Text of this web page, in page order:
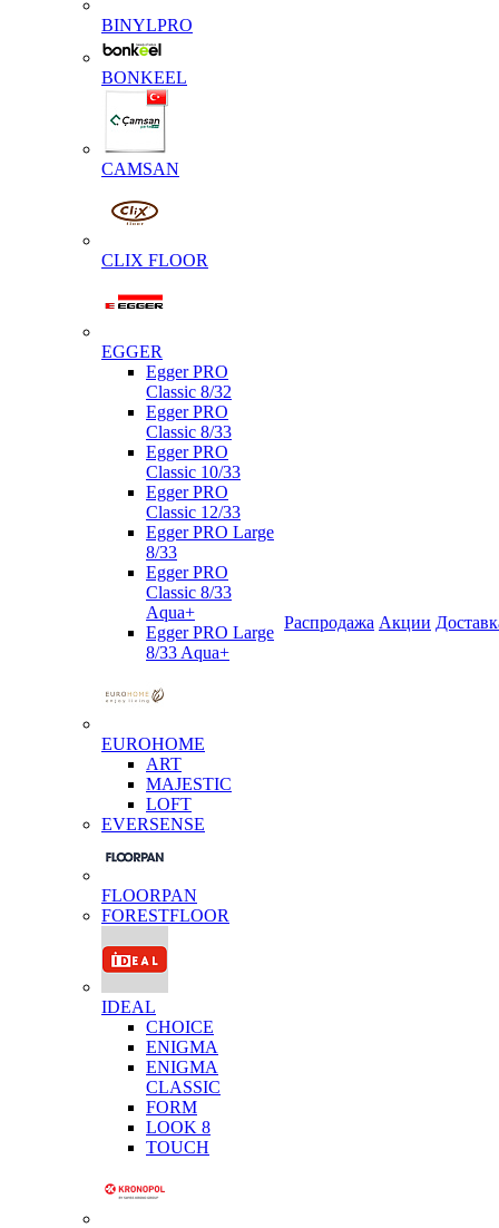
BINYLPRO
BONKEEL
CAMSAN
CLIX FLOOR
EGGER
Egger PRO
Classic 8/32
Egger PRO
Classic 8/33
Egger PRO
Classic 10/33
Egger PRO
Classic 12/33
Egger PRO Large
8/33
Egger PRO
Classic 8/33
Aqua+
Egger PRO Large
8/33 Aqua+
EUROHOME
ART
MAJESTIC
LOFT
EVERSENSE
FLOORPAN
FORESTFLOOR
IDEAL
CHOICE
ENIGMA
ENIGMA
CLASSIC
FORM
LOOK 8
TOUCH
Распродажа Акции